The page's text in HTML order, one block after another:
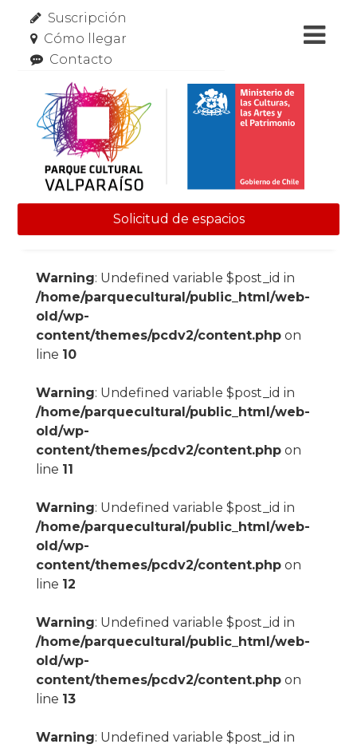
Suscripción
Cómo llegar
Contacto
Solicitud de espacios
Warning: Undefined variable $post_id in
/home/parquecultural/public_html/web-
old/wp-
content/themes/pcdv2/content.phpon
line 10
Warning: Undefined variable $post_id in
/home/parquecultural/public_html/web-
old/wp-
content/themes/pcdv2/content.phpon
line 11
Warning: Undefined variable $post_id in
/home/parquecultural/public_html/web-
old/wp-
content/themes/pcdv2/content.phpon
line 12
Warning: Undefined variable $post_id in
/home/parquecultural/public_html/web-
old/wp-
content/themes/pcdv2/content.phpon
line 13
Warning: Undefined variable $post_id in